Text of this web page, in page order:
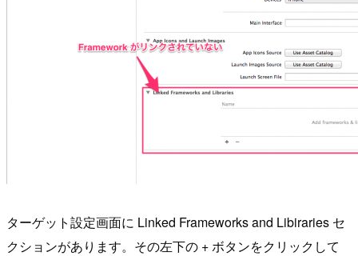
ターゲット設定画面に Linked Frameworks and Libiraries セ
クションがあります。その左下の + ボタンをクリックして